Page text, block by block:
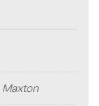
Maxton